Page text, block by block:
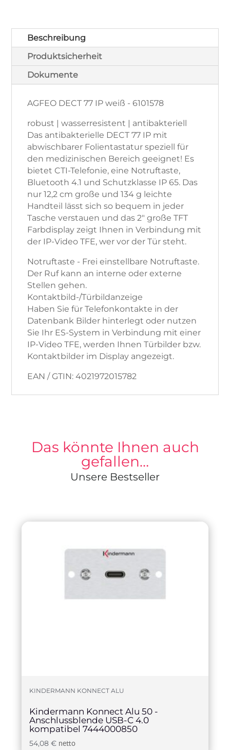
Beschreibung
Produktsicherheit
Dokumente
AGFEO DECT 77 IP weiß - 6101578
robust | wasserresistent | antibakteriell
Das antibakterielle DECT 77 IP mit
abwischbarer Folientastatur speziell für
den medizinischen Bereich geeignet! Es
bietet CTI-Telefonie, eine Notruftaste,
Bluetooth 4.1 und Schutzklasse IP 65. Das
nur 12,2 cm große und 134 g leichte
Handteil lässt sich so bequem in jeder
Tasche verstauen und das 2" große TFT
Farbdisplay zeigt Ihnen in Verbindung mit
der IP-Video TFE, wer vor der Tür steht.
Notruftaste - Frei einstellbare Notruftaste.
Der Ruf kann an interne oder externe
Stellen gehen.
Kontaktbild-/Türbildanzeige
Haben Sie für Telefonkontakte in der
Datenbank Bilder hinterlegt oder nutzen
Sie Ihr ES-System in Verbindung mit einer
IP-Video TFE, werden Ihnen Türbilder bzw.
Kontaktbilder im Display angezeigt.
EAN / GTIN: 4021972015782
Das könnte Ihnen auch
gefallen…
Unsere Bestseller
KINDERMANN KONNECT ALU
Kindermann Konnect Alu 50 -
Anschlussblende USB-C 4.0
kompatibel 7444000850
54,08€ netto